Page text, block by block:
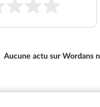
Aucune actu sur Wordans